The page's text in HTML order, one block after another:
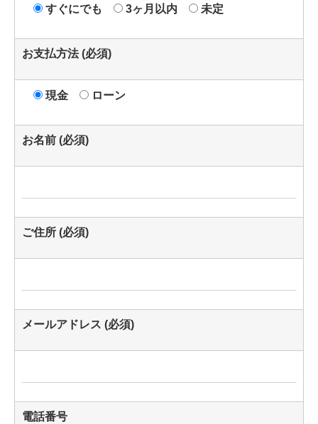
すぐにでも 3ヶ月以内 未定
お支払方法 (必須)
現金 ローン
お名前 (必須)
ご住所 (必須)
メールアドレス (必須)
電話番号